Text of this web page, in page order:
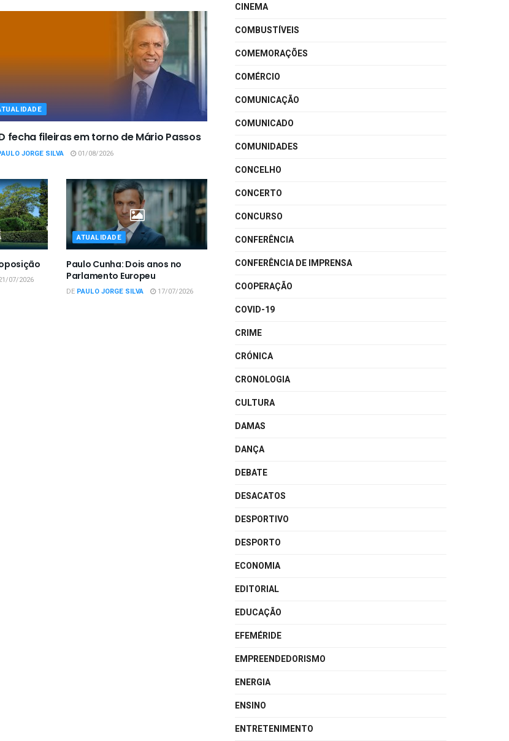
fecha fileiras em torno de Mário Passos
JORGE SILVA 01/08/2026
07/2026
ATUALIDADE
Paulo Cunha: Dois anos no
Parlamento Europeu
DE PAULO JORGE SILVA 17/07/2026
CINEMA
COMBUSTÍVEIS
COMEMORAÇÕES
COMÉRCIO
COMUNICAÇÃO
COMUNICADO
COMUNIDADES
CONCELHO
CONCERTO
CONCURSO
CONFERÊNCIA
CONFERÊNCIA DE IMPRENSA
COOPERAÇÃO
COVID-19
CRIME
CRÓNICA
CRONOLOGIA
CULTURA
DAMAS
DANÇA
DEBATE
DESACATOS
DESPORTIVO
DESPORTO
ECONOMIA
EDITORIAL
EDUCAÇÃO
EFEMÉRIDE
EMPREENDEDORISMO
ENERGIA
ENSINO
ENTRETENIMENTO